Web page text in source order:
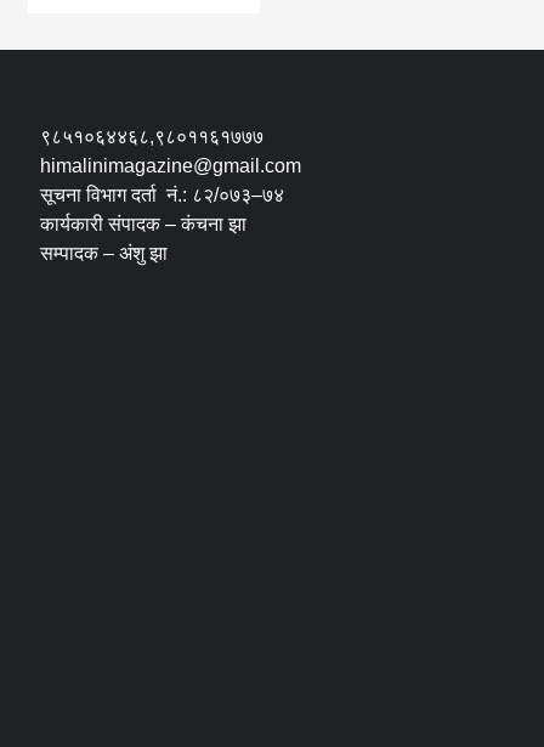
९८५१०६४४६८,९८०११६१७७७
himalinimagazine@gmail.com
सूचना विभाग दर्ता नं.: ८२/०७३–७४
कार्यकारी संपादक – कंचना झा
सम्पादक – अंशु झा